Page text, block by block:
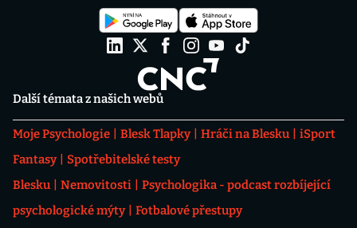
Další témata z našich webů
Moje Psychologie Blesk Tlapky Hráči na Blesku
iSport
Fantasy
Spotřebitelské testy
Blesku
Nemovitosti
Psychologika - podcast rozbíjející
psychologické mýty
Fotbalové přestupy